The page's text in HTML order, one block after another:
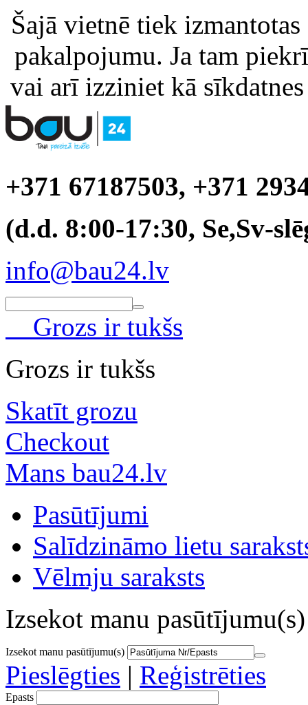
Šajā vietnē tiek
pakalpojumu. Ja tam
vai arī izziniet kā
+371 67187503, +371
(d.d. 8:00-17:30, Se,Sv-
info@bau24.lv
Grozs ir tukšs
Grozs ir tukšs
Skatīt grozu
Checkout
Mans bau24.lv
Pasūtījumi
Salīdzināmo lietu
Vēlmju saraksts
Izsekot manu pasūtījumu(s)
Izsekot manu pasūtījumu(s)
Pieslēgties | Reģistrēties
Epasts